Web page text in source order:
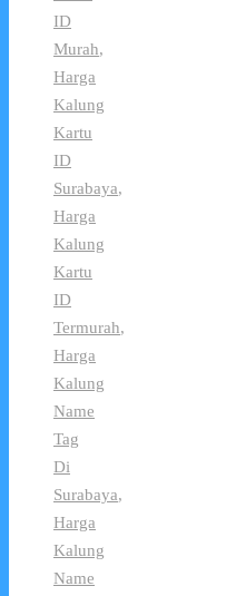
ID
Murah,
Harga
Kalung
Kartu
ID
Surabaya,
Harga
Kalung
Kartu
ID
Termurah,
Harga
Kalung
Name
Tag
Di
Surabaya,
Harga
Kalung
Name